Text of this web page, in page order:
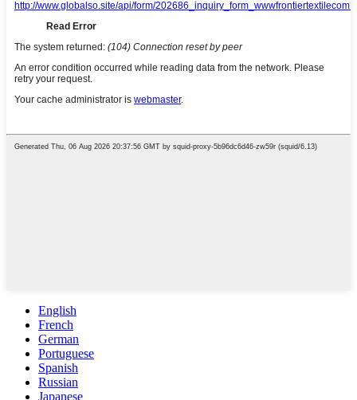
English
French
German
Portuguese
Spanish
Russian
Japanese